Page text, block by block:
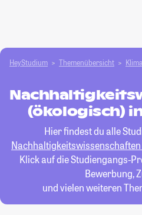
HeyStudium Themenübersicht
(ökologisch)
Hier findest du alle
Klick auf die Studiengangs-
Bewerbung,
und vielen weiteren